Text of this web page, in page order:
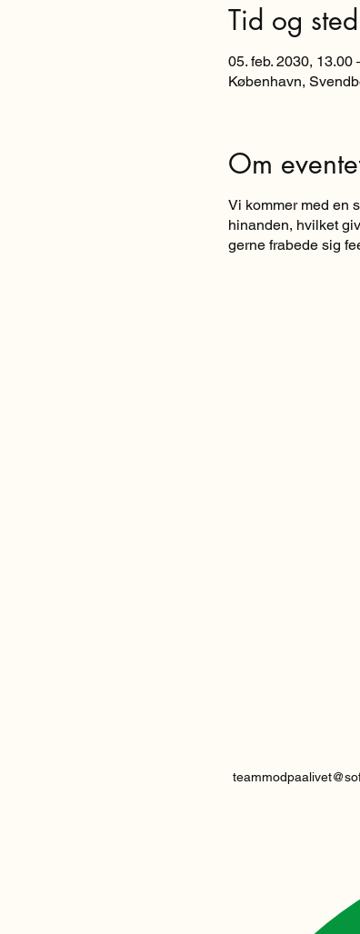
Tid og sted
05. feb. 2030, 13.00
København,
Om
Vi kommer med en
hinanden, hvilket
gerne frabede sig